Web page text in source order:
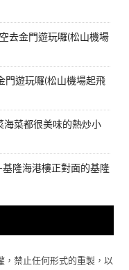
去金門遊玩囉(松山機場
門遊玩囉(松山機場起飛
海菜都很美味的熱炒小
基隆海港樓正對面的基隆
，禁止任何形式的重製，以